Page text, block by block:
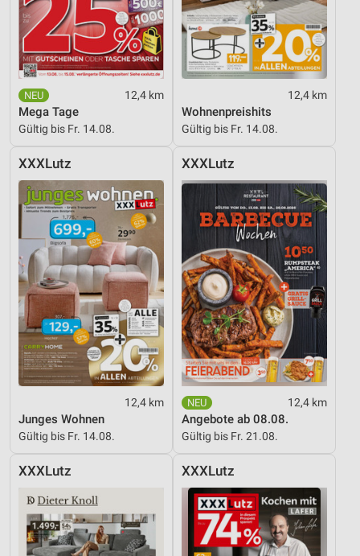
12,4 km
Mega Tage
Gültig bis Fr. 14.08.
12,4 km
Wohnenpreishits
Gültig bis Fr. 14.08.
XXXLutz
12,4 km
Junges Wohnen
Gültig bis Fr. 14.08.
XXXLutz
12,4 km
Angebote ab 08.08.
Gültig bis Fr. 21.08.
XXXLutz XXXLutz
Entwicklung und Verbesserung der Angebote
Verwendung reduzierter Daten zur Auswahl von
Inhalten
IAB-Besonderheiten:
Verwendung genauer Standortdaten
Informationen identifizieren
Nicht-IAB-Verarbeitungszwecke:
Notwendig
Performance
Funktional
Werbung